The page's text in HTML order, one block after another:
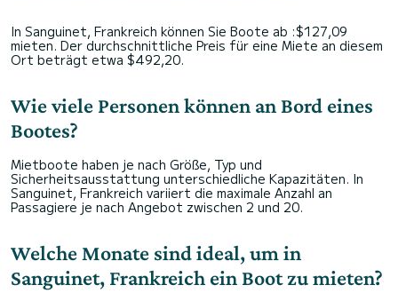
In Sanguinet, Frankreich können Sie Boote ab :$127,09
mieten. Der durchschnittliche Preis für eine Miete an diesem
Ort beträgt etwa $492,20.
Wie viele Personen können an Bord eines
Bootes?
Mietboote haben je nach Größe, Typ und
Sicherheitsausstattung unterschiedliche Kapazitäten. In
Sanguinet, Frankreich variiert die maximale Anzahl an
Passagiere je nach Angebot zwischen 2 und 20.
Welche Monate sind ideal, um in
Sanguinet, Frankreich ein Boot zu mieten?